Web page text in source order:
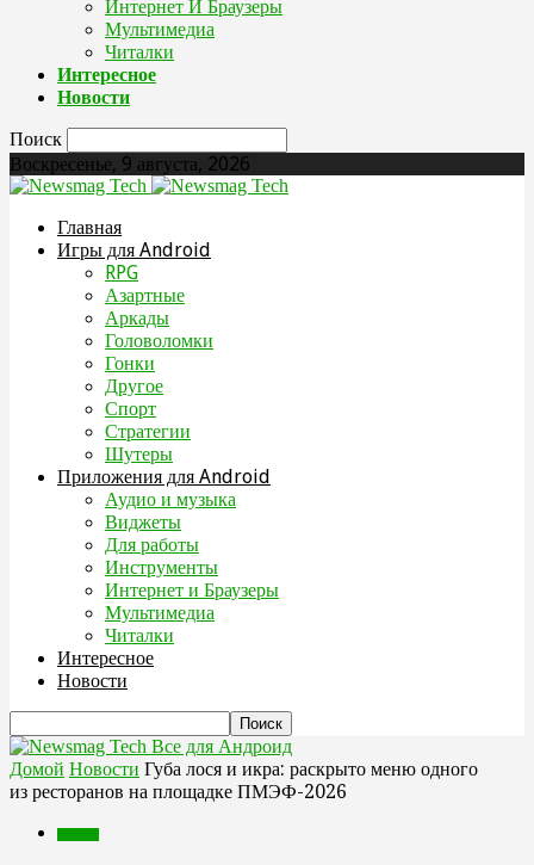
Интернет И Браузеры
Мультимедиа
Читалки
Интересное
Новости
Поиск
Воскресенье, 9 августа, 2026
Главная
Игры для Android
RPG
Азартные
Аркады
Головоломки
Гонки
Другое
Спорт
Стратегии
Шутеры
Приложения для Android
Аудио и музыка
Виджеты
Для работы
Инструменты
Интернет и Браузеры
Мультимедиа
Читалки
Интересное
Новости
Все для Андроид
Домой Новости Губа лося и икра: раскрыто меню одного
из ресторанов на площадке ПМЭФ-2026